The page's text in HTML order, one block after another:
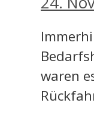
waren